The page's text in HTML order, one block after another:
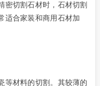
密切割石材时，石材切割
适合家装和商用石材加
等材料的切割。其较薄的